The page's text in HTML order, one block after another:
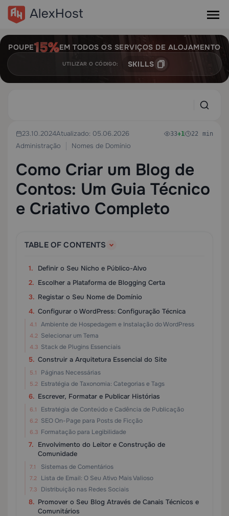
POUPE EM TODOS OS SERVIÇOS DE ALOJAMENTO
UTILIZAR O CÓDIGO: SKILLS
23.10.2024Atualizado: 05.06.2026
Administração
Nomes de Domínio
33+1 22 min
Como Criar um Blog de
Contos: Um Guia Técnico
e Criativo Completo
TABLE OF CONTENTS
Definir o Seu Nicho e Público-Alvo
Escolher a Plataforma de Blogging Certa
Registar o Seu Nome de Domínio
Configurar o WordPress: Configuração Técnica
Ambiente de Hospedagem e Instalação do WordPress
Selecionar um Tema
Stack de Plugins Essenciais
Construir a Arquitetura Essencial do Site
Páginas Necessárias
Estratégia de Taxonomia: Categorias e Tags
Escrever, Formatar e Publicar Histórias
Estratégia de Conteúdo e Cadência de Publicação
SEO On-Page para Posts de Ficção
Formatação para Legibilidade
Envolvimento do Leitor e Construção de
Comunidade
Sistemas de Comentários
Lista de Email: O Seu Ativo Mais Valioso
Distribuição nas Redes Sociais
Promover o Seu Blog Através de Canais Técnicos e
Comunitários